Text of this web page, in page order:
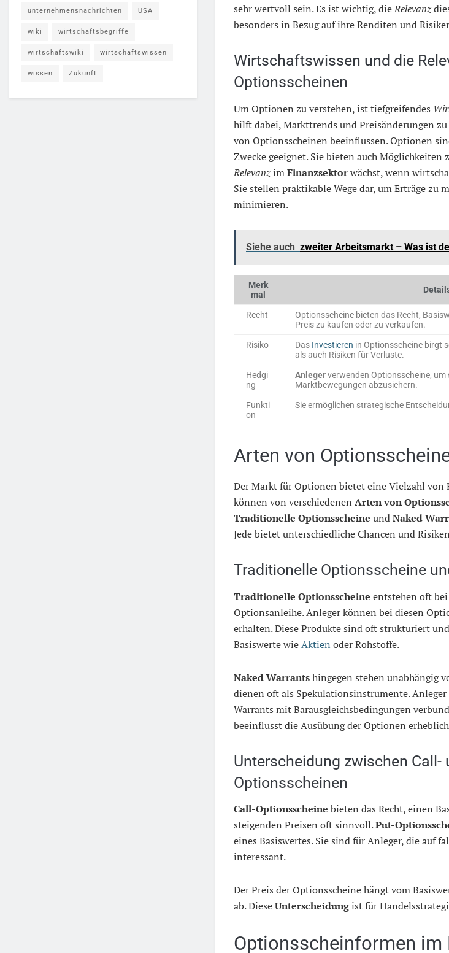
sehr wertvoll sein. Es ist wichtig, dieRelevanz
besonders in Bezug auf ihre Renditen und
Wirtschaftswissen und die
Optionsscheinen
Um Optionen zu verstehen, ist tiefgreifendes
hilft dabei, Markttrends und Preisänderungen
von Optionsscheinen beeinflussen. Optionen
Zwecke geeignet. Sie bieten auch Möglichkeiten
RelevanzimFinanzsektorwächst, wenn
Sie stellen praktikable Wege dar, um Erträge zu
minimieren.
Siehe auch zweiter Arbeitsmarkt – Was ist
Merk
mal
Recht
Optionsscheine bieten das Recht,
Preis zu kaufen oder zu verkaufen.
Risiko Das Investieren in Optionsscheine birgt
als auch Risiken für Verluste.
Hedgi
ng
Anlegerverwenden Optionsscheine,
Marktbewegungen abzusichern.
Funkti
on
Sie ermöglichen strategische
Arten von
Der Markt für Optionen bietet eine Vielzahl von
können von verschiedenen Arten von
Traditionelle Optionsscheine undNaked
Jede bietet unterschiedliche Chancen und
Traditionelle Optionsscheine
Traditionelle Optionsscheine entstehen oft
Optionsanleihe. Anleger können bei diesen
erhalten. Diese Produkte sind oft strukturiert
Basiswerte wieAktien oder Rohstoffe.
Naked Warrantshingegen stehen unabhängig
dienen oft als Spekulationsinstrumente. Anleger
Warrants mit Barausgleichsbedingungen
beeinflusst die Ausübung der Optionen
Unterscheidung zwischen Call-
Optionsscheinen
Call-Optionsscheine bieten das Recht, einen
steigenden Preisen oft sinnvoll.Put-
eines Basiswertes. Sie sind für Anleger, die auf
interessant.
Der Preis der Optionsscheine hängt vom
ab. DieseUnterscheidungist für
Optionsscheinformen im
unternehmensnachrichten USA
wiki wirtschaftsbegriffe
wirtschaftswiki wirtschaftswissen
wissen Zukunft